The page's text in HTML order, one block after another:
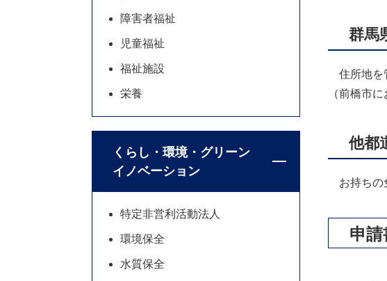
群馬
住所地を
（前橋市
他都
お持ちの
申
障害者福祉
児童福祉
福祉施設
栄養
くらし・環境・グリーン
イノベーション
特定非営利活動法人
環境保全
水質保全